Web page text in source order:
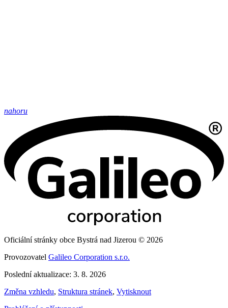
nahoru
Oficiální stránky obce Bystrá nad Jizerou © 2026
Provozovatel Galileo Corporation s.r.o.
Poslední aktualizace: 3. 8. 2026
Změna vzhledu, Struktura stránek, Vytisknout